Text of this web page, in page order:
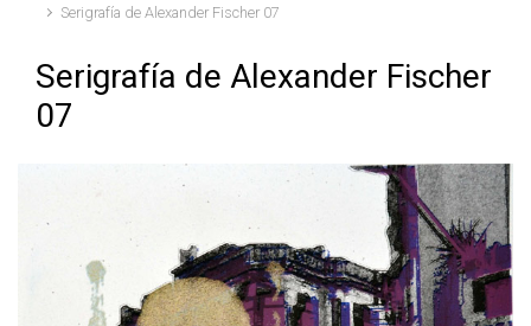
Serigrafía de Alexander Fischer 07
Serigrafía de Alexander Fischer
07